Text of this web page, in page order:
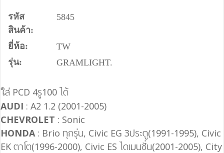
รหัส
สินค้า:
5845
ยี่ห้อ:
TW
รุ่น:
GRAMLIGHT.
ใส่ PCD 4รู100 ได้
AUDI : A2 1.2 (2001-2005)
CHEVROLET : Sonic
HONDA: Brio ทุกรุ่น, Civic EG 3ประตู(1991-1995), Civic
EK ตาโต(1996-2000), Civic ES ไดเมนชั่น(2001-2005), City